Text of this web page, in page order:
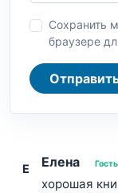
Сохранить
браузере
Е Елена Гость
хорошая